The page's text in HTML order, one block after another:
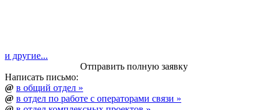
и другие...
Отправить полную заявку
Написать письмо:
@ в общий отдел »
@ в отдел по работе с операторами связи »